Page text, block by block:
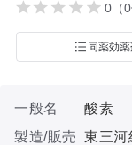
0（0
同薬効薬
一般名
酸素
製造/販売 東三河